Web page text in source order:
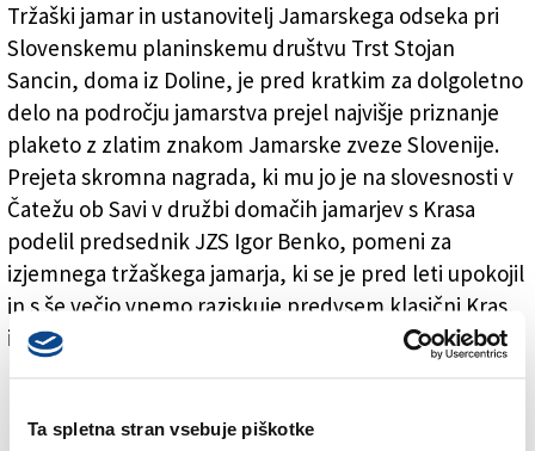
Ta spletna stran vsebuje piškotke
Stojanu Sancinu najvišje jamarsko priznanje
Tržaški jamar in ustanovitelj Jamarskega odseka pri
Slovenskemu planinskemu društvu Trst Stojan
Sancin, doma iz Doline, je pred kratkim za dolgoletno
delo na področju jamarstva prejel najvišje priznanje
plaketo z zlatim znakom Jamarske zveze Slovenije.
Prejeta skromna nagrada, ki mu jo je na slovesnosti v
Čatežu ob Savi v družbi domačih jamarjev s Krasa
podelil predsednik JZS Igor Benko, pomeni za
izjemnega tržaškega jamarja, ki se je pred leti upokojil
in s še večjo vnemo raziskuje predvsem klasični Kras,
izraz spoštovanja za njegovo dolgoletno in neutrudno
profesorja na nižji srednji šoli in nekdanjega